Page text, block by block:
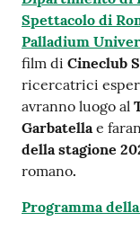
su
Spettacolo di
Palladium
film di Cineclub
ricercatrici
avranno luogo al
Garbatella e
della stagione
romano.
Programma